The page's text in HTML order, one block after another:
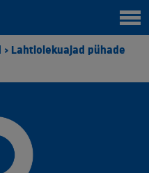
> Lahtiolekuajad pühade